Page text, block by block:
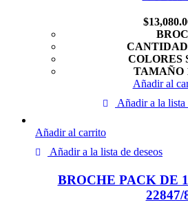
$
COLORES
TAMAÑO
Añadir al
Añadir a la lista
Añadir al carrito
Añadir a la lista de deseos
BROCHE PACK DE
22847/